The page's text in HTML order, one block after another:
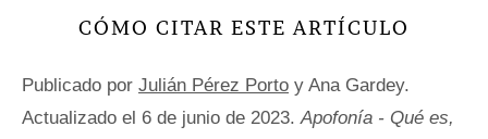
CÓMO CITAR ESTE ARTÍCULO
Publicado por Julián Pérez Porto y Ana Gardey.
Actualizado el 6 de junio de 2023.Apofonía - Qué es,